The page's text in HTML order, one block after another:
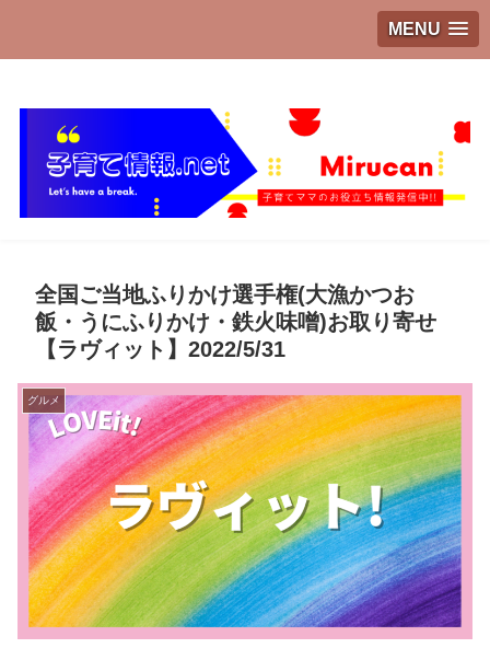
MENU
全国ご当地ふりかけ選手権(大漁かつお
飯・うにふりかけ・鉄火味噌)お取り寄せ
【ラヴィット】2022/5/31
グルメ